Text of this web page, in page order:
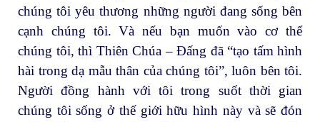
chúng tôi yêu thương những người đang sống bên
cạnh chúng tôi. Và nếu bạn muốn vào cơ thể
chúng tôi, thì Thiên Chúa – Đấng đã “tạo tấm hình
hài trong dạ mẫu thân của chúng tôi”, luôn bên tôi.
Người đồng hành với tôi trong suốt thời gian
chúng tôi sống ở thế giới hữu hình này và sẽ đón